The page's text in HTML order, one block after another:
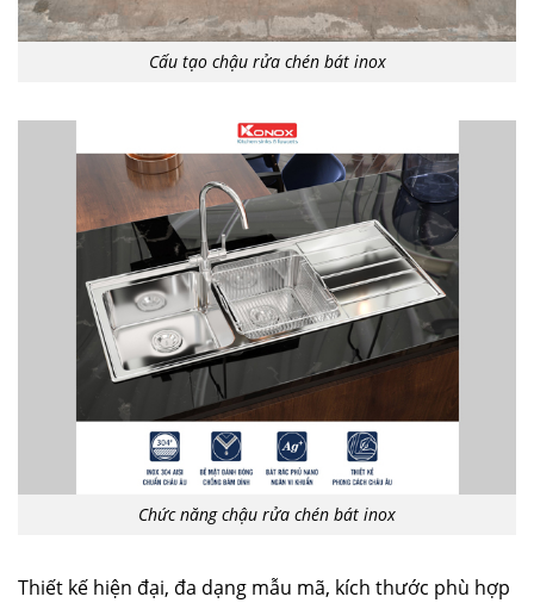
Cấu tạo chậu rửa chén bát inox
Chức năng chậu rửa chén bát inox
Thiết kế hiện đại, đa dạng mẫu mã, kích thước phù hợp